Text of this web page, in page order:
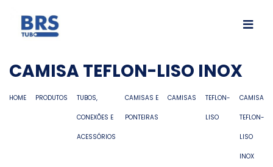
CAMISA TEFLON-LISO INOX
HOME PRODUTOS TUBOS,
CONEXÕES E
ACESSÓRIOS
CAMISAS E
PONTEIRAS
CAMISAS TEFLON-
LISO
CAMISA
TEFLON-
LISO
INOX